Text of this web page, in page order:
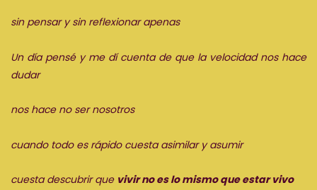
sin pensar y sin reflexionar apenas
Un día pensé y me dí cuenta de que la velocidad nos hace
dudar
nos hace no ser nosotros
cuando todo es rápido cuesta asimilar y asumir
cuesta descubrir que vivir no es lo mismo que estar vivo